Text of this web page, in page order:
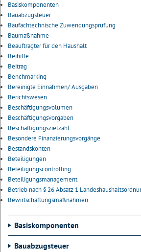
Basiskomponenten
Bauabzugsteuer
Baufachtechnische Zuwendungsprüfung
Baumaßnahme
Beauftragter für den Haushalt
Beihilfe
Beitrag
Benchmarking
Bereinigte Einnahmen/ Ausgaben
Berichtswesen
Beschäftigungsvolumen
Beschäftigungsvorgaben
Beschäftigungszielzahl
Besondere Finanzierungsvorgänge
Bestandskonten
Beteiligungen
Beteiligungscontrolling
Beteiligungsmanagement
Betrieb nach § 26 Absatz 1
Bewirtschaftungsmaßnahmen
Basiskomponenten
Bauabzugsteuer